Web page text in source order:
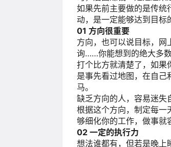
如果先前主要做的是传统
动，是一定能够达到目标
01 方向很重要
方向，也可以说目标，网
询……你能想到的绝大多
打个比方就清楚了，如果
是事先看过地图，在自己
马。
缺乏方向的人，容易迷失
根据这个方向，制定每
够细化你的工作，做事就
02 一定的执行力
想法谁都有，但若是晚上